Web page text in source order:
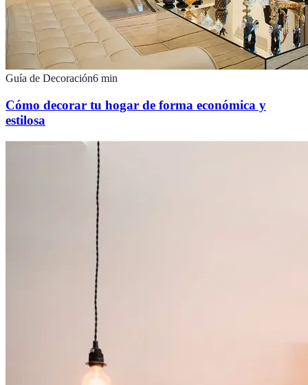
Guía de Decoración6 min
Cómo decorar tu hogar de forma económica y
estilosa